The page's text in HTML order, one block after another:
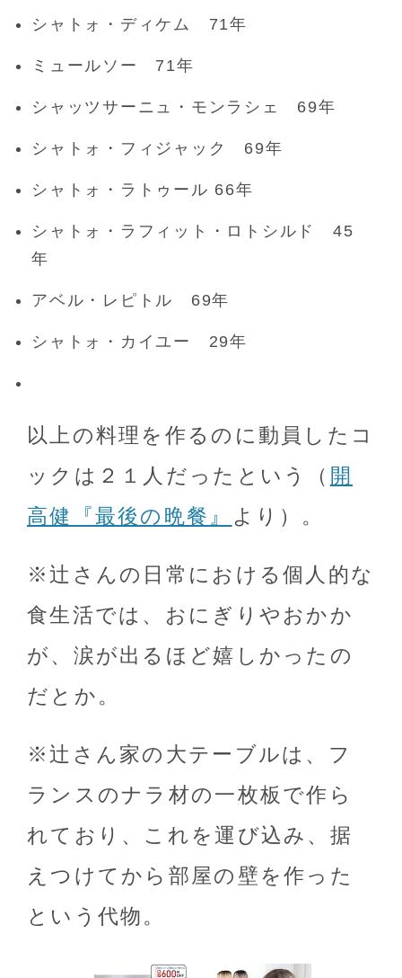
シャトォ・ディケム 71年
ミュールソー 71年
シャッツサーニュ・モンラシェ 69年
シャトォ・フィジャック 69年
シャトォ・ラトゥール 66年
シャトォ・ラフィット・ロトシルド 45
年
アベル・レピトル 69年
シャトォ・カイユー 29年
以上の料理を作るのに動員したコ
ックは２１人だったという（ 開
高健『最後の晩餐』
より）。
※辻さんの日常における個人的な
食生活では、おにぎりやおかか
が、涙が出るほど嬉しかったの
だとか。
※辻さん家の大テーブルは、フ
ランスのナラ材の一枚板で作ら
れており、これを運び込み、据
えつけてから部屋の壁を作った
という代物。